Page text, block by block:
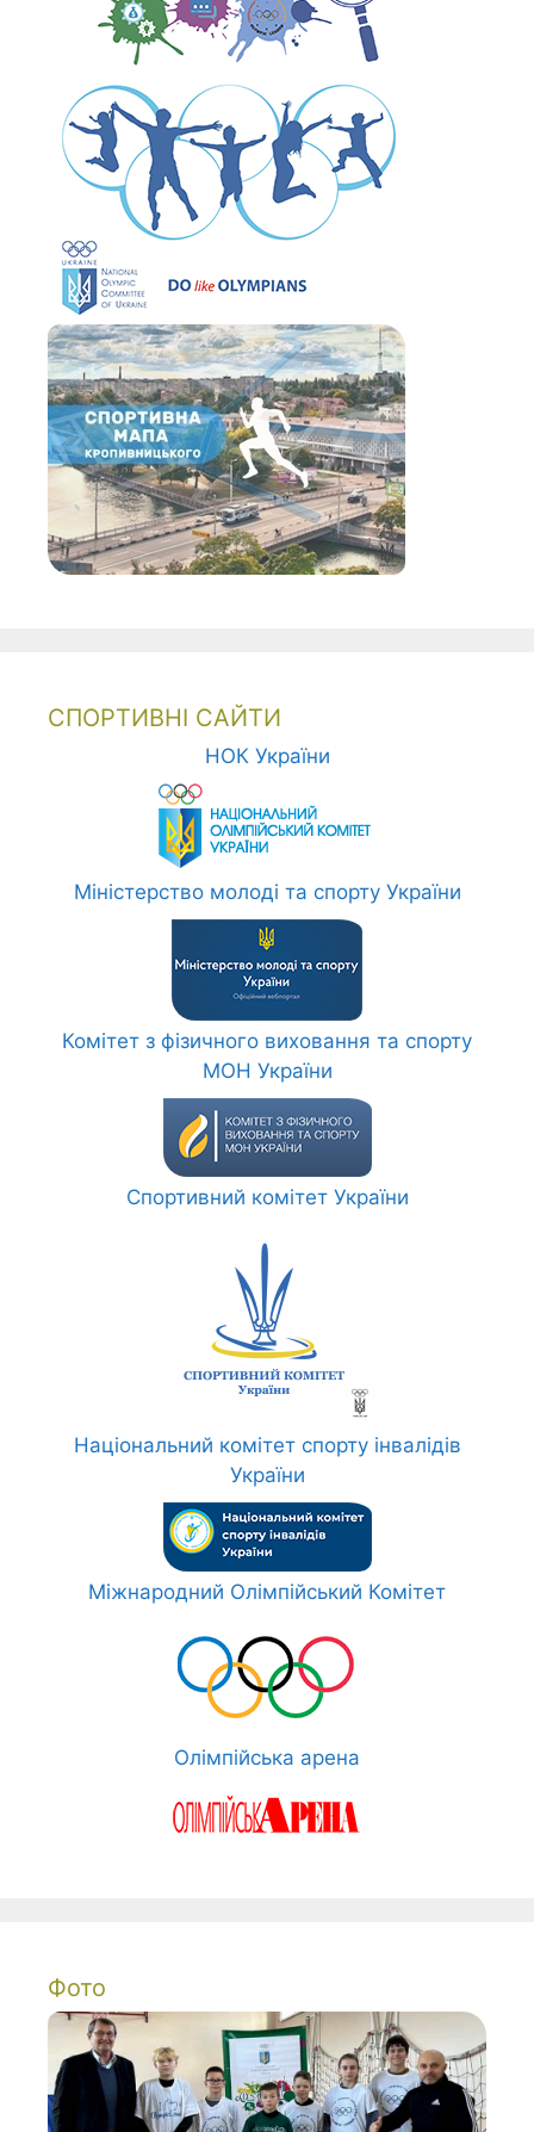
СПОРТИВНІ САЙТИ
НОК України
Міністерство молоді та спорту України
Комітет з фізичного виховання та спорту
МОН України
Спортивний комітет України
Національний комітет спорту інвалідів
України
Міжнародний Олімпійський Комітет
Олімпійська арена
Фото